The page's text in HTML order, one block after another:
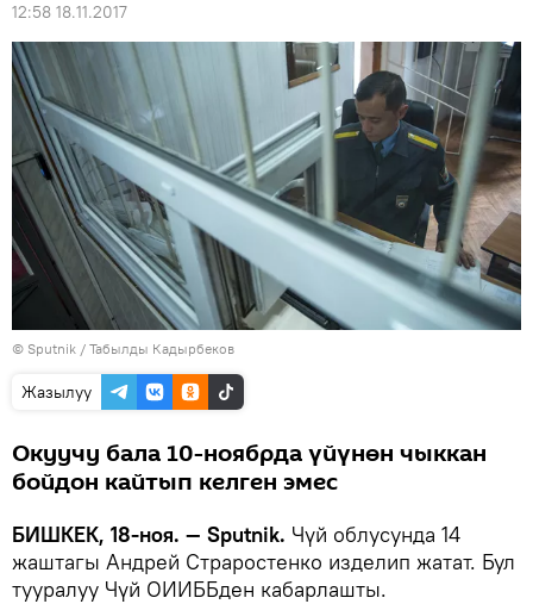
12:58 18.11.2017
© Sputnik / Табылды Кадырбеков
Жазылуу
Окуучу бала 10-ноябрда үйүнөн чыккан
бойдон кайтып келген эмес
БИШКЕК, 18-ноя. — Sputnik. Чүй облусунда 14
жаштагы Андрей Страростенко изделип жатат. Бул
тууралуу Чүй ОИИББден кабарлашты.